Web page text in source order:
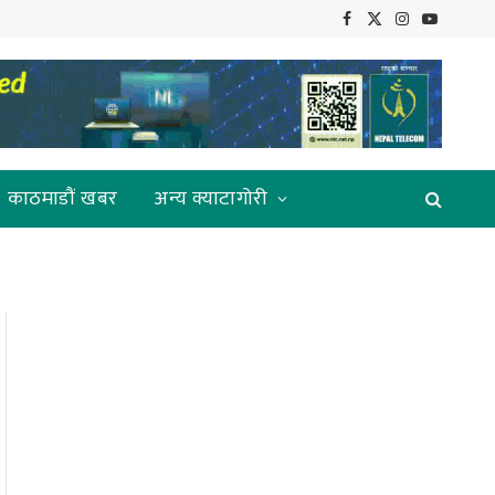
Facebook
X
Instagram
YouTube
काठमाडौं खबर अन्य क्याटागोरी